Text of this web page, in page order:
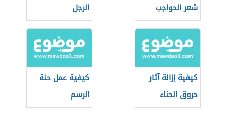
شعر الحواجب
الرجل
كيفية إزالة آثار
حروق الحناء
كيفية عمل حنة
الرسم